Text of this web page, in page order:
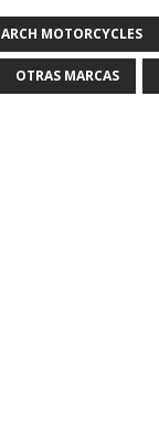
ARCH MOTORCYCLES
OTRAS MARCAS